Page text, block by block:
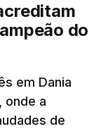
do
em Dania
onde a
de